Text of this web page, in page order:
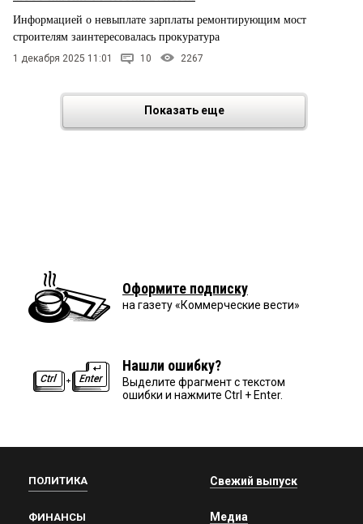
Информацией о невыплате зарплаты ремонтирующим мост
строителям заинтересовалась прокуратура
1 декабря 2025 11:01 10 2267
Показать еще
Оформите подписку
на газету «Коммерческие вести»
Нашли ошибку?
Выделите фрагмент с текстом
ошибки и нажмите Ctrl + Enter.
ПОЛИТИКА
ФИНАНСЫ
Свежий выпуск
Медиа